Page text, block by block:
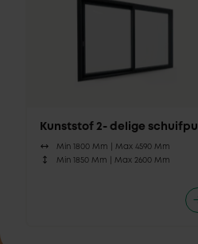
Kunststof 2- delige schuifpui
Min 1800 Mm | Max 4590 Mm
Min 1850 Mm | Max 2600 Mm